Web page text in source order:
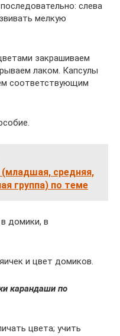
слева
мелкую
закрашиваем
лаком. Капсулы
соответствующим
(младшая, средняя,
группа) по теме
домики, в
и цвет домиков.
карандаши по
цвета; учить